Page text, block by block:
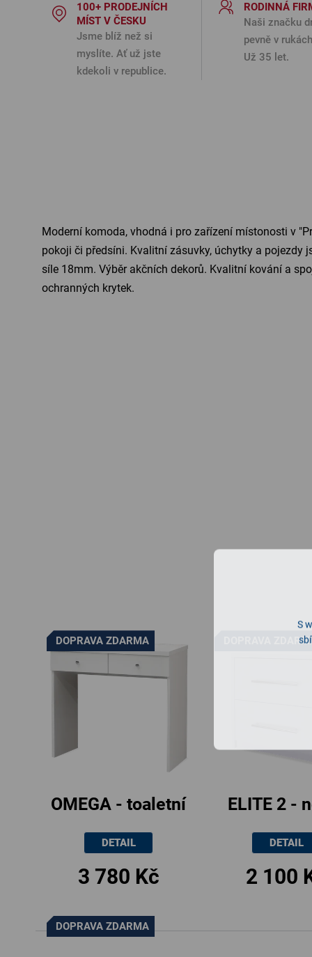
S
100+ PRODEJNÍCH
MÍST V ČESKU
Jsme blíž než si
myslíte. Ať už jste
kdekoli v republice.
RODINNÁ
Naši značku
pevně v
Už 35 let.
Moderní komoda, vhodná i pro zařízení místonosti v
pokoji či předsíni. Kvalitní zásuvky, úchytky a pojezdy
síle 18mm. Výběr akčních dekorů. Kvalitní kování a
ochranných krytek.
DOPRAVA ZDARMA
OMEGA - toaletní
stolek,
80.5x75x42cm
3 780 Kč
DETAIL
DOPRAVA
ELITE 2 -
stolek,
2 100
DETAIL
DOPRAVA ZDARMA